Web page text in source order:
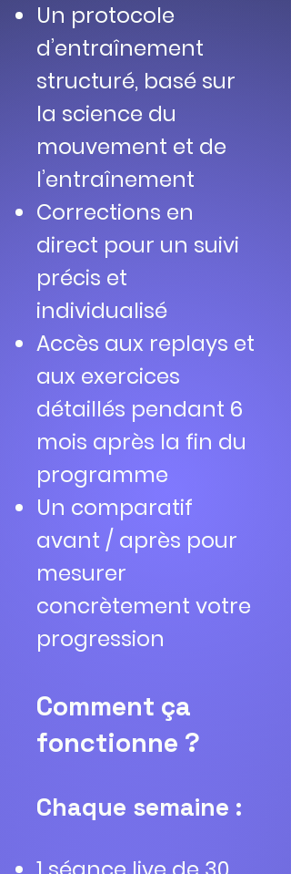
Un protocole
d’entraînement
structuré, basé sur
la science du
mouvement et de
l’entraînement
Corrections en
direct pour un suivi
précis et
individualisé
Accès aux replays et
aux exercices
détaillés pendant 6
mois après la fin du
programme
Un comparatif
avant / après pour
mesurer
concrètement votre
progression
Comment ça
fonctionne ?
Chaque semaine :